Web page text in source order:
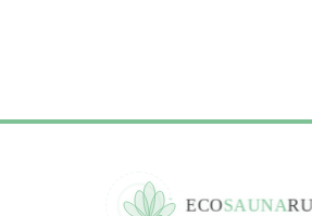
ECOSAUNARU